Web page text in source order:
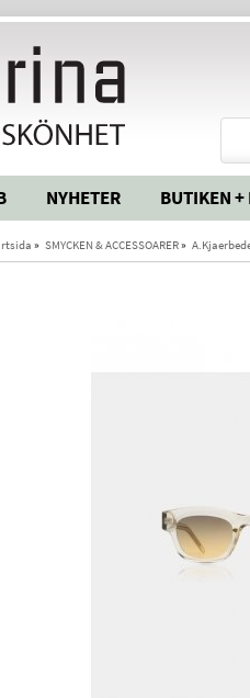
NYHETER BUTIKEN +
» SMYCKEN & ACCESSOARER»